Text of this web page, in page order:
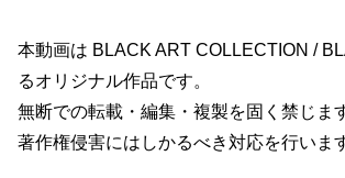
本動画は BLACK ART COLLECTION /
るオリジナル作品です。
無断での転載・編集・複製を固く禁じま
著作権侵害にはしかるべき対応を行いま